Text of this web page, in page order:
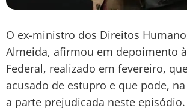
O ex-ministro dos Direitos
Almeida, afirmou em depoimento
Federal, realizado em fevereiro,
acusado de estupro e que pode,
a parte prejudicada neste episódio.